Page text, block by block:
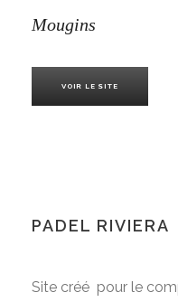
Mougins
VOIR LE SITE
PADEL RIVIERA
Site créé pour le